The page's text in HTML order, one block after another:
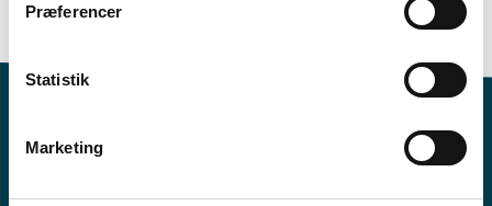
Præferencer
Statistik
Marketing
Grönlanti
1-3 oppituntia